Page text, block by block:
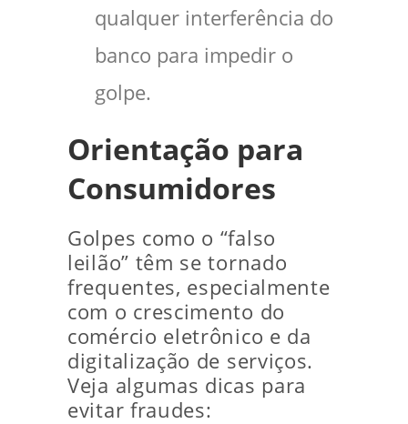
qualquer interferência do
banco para impedir o
golpe.
Orientação para
Consumidores
Golpes como o “falso
leilão” têm se tornado
frequentes, especialmente
com o crescimento do
comércio eletrônico e da
digitalização de serviços.
Veja algumas dicas para
evitar fraudes: